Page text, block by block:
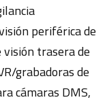
periférica de
trasera de
grabadoras de
cámaras DMS,